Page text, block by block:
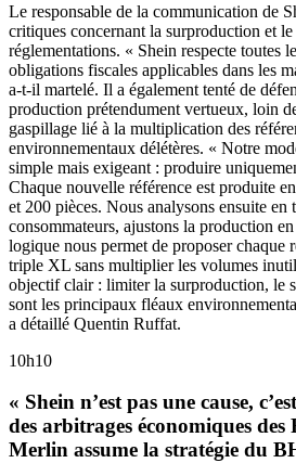
Le responsable de la communication de
critiques concernant la surproduction et le
réglementations. « Shein respecte toutes
obligations fiscales applicables dans les
a-t-il martelé. Il a également tenté de
production prétendument vertueux, loin
gaspillage lié à la multiplication des
environnementaux délétères. « Notre
simple mais exigeant : produire
Chaque nouvelle référence est produite
et 200 pièces. Nous analysons ensuite en
consommateurs, ajustons la production
logique nous permet de proposer chaque
triple XL sans multiplier les volumes
objectif clair : limiter la surproduction, le
sont les principaux fléaux
a détaillé Quentin Ruffat.
10h10
« Shein n’est pas une cause,
des arbitrages économiques
Merlin assume la stratégie du